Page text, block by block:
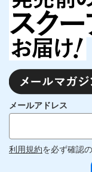
メールアドレス
利用規約を必ず確認